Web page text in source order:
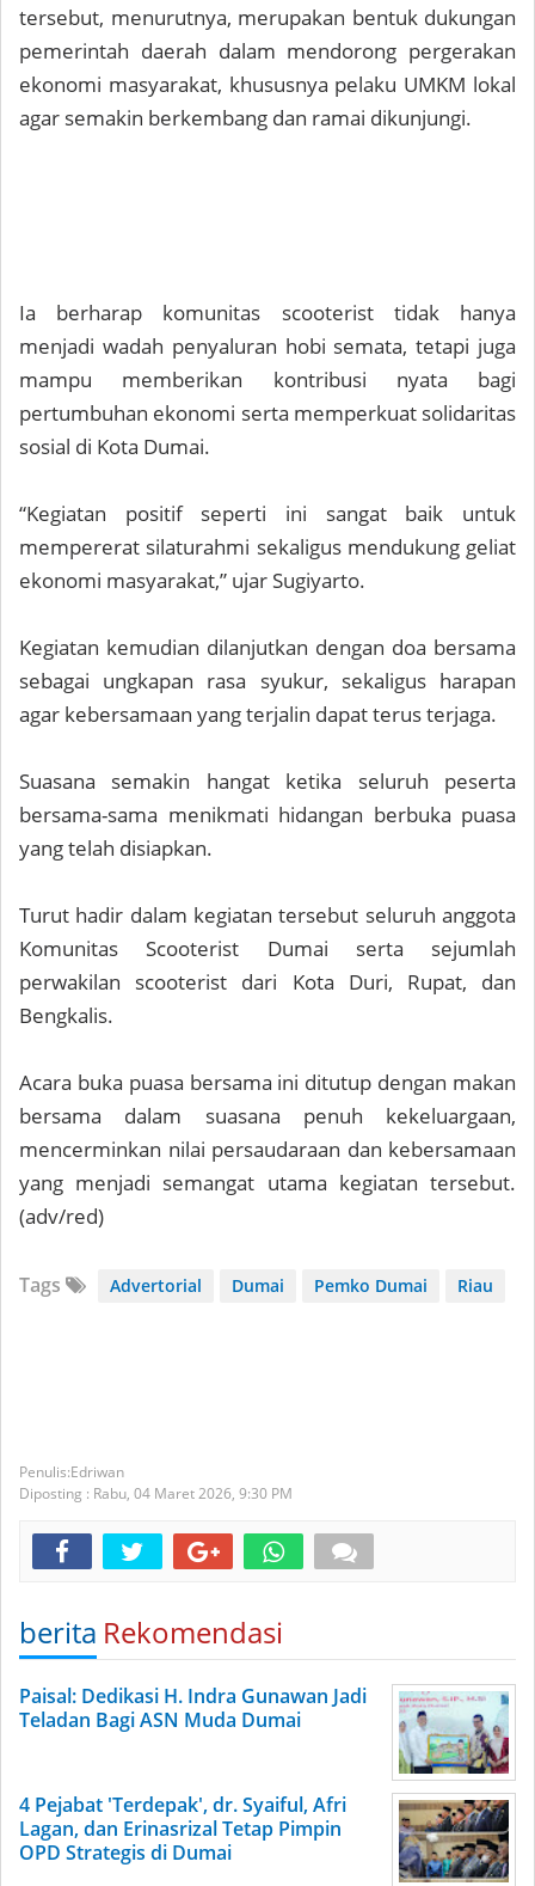
tersebut, menurutnya, merupakan bentuk dukungan
pemerintah daerah dalam mendorong pergerakan
ekonomi masyarakat, khususnya pelaku UMKM lokal
agar semakin berkembang dan ramai dikunjungi.
Ia berharap komunitas scooterist tidak hanya
menjadi wadah penyaluran hobi semata, tetapi juga
mampu memberikan kontribusi nyata bagi
pertumbuhan ekonomi serta memperkuat solidaritas
sosial di Kota Dumai.
“Kegiatan positif seperti ini sangat baik untuk
mempererat silaturahmi sekaligus mendukung geliat
ekonomi masyarakat,” ujar Sugiyarto.
Kegiatan kemudian dilanjutkan dengan doa bersama
sebagai ungkapan rasa syukur, sekaligus harapan
agar kebersamaan yang terjalin dapat terus terjaga.
Suasana semakin hangat ketika seluruh peserta
bersama-sama menikmati hidangan berbuka puasa
yang telah disiapkan.
Turut hadir dalam kegiatan tersebut seluruh anggota
Komunitas Scooterist Dumai serta sejumlah
perwakilan scooterist dari Kota Duri, Rupat, dan
Bengkalis.
Acara buka puasa bersama ini ditutup dengan makan
bersama dalam suasana penuh kekeluargaan,
mencerminkan nilai persaudaraan dan kebersamaan
yang menjadi semangat utama kegiatan tersebut.
(adv/red)
Tags Advertorial Dumai Pemko Dumai Riau
Edriwan
Diposting : Rabu, 04 Maret 2026, 9:30 PM
berita Rekomendasi
Paisal: Dedikasi H. Indra Gunawan Jadi
Teladan Bagi ASN Muda Dumai
4 Pejabat 'Terdepak', dr. Syaiful, Afri
Lagan, dan Erinasrizal Tetap Pimpin
OPD Strategis di Dumai